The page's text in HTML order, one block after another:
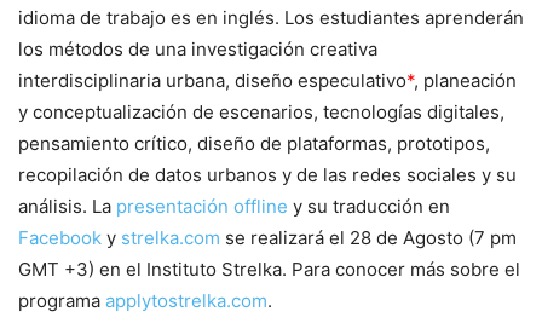
idioma de trabajo es en inglés. Los estudiantes aprenderán
los métodos de una investigación creativa
interdisciplinaria urbana, diseño especulativo*, planeación
y conceptualización de escenarios, tecnologías digitales,
pensamiento crítico, diseño de plataformas, prototipos,
recopilación de datos urbanos y de las redes sociales y su
análisis. La presentación offline y su traducción en
Facebook y strelka.com se realizará el 28 de Agosto (7 pm
GMT +3) en el Instituto Strelka. Para conocer más sobre el
programa applytostrelka.com.